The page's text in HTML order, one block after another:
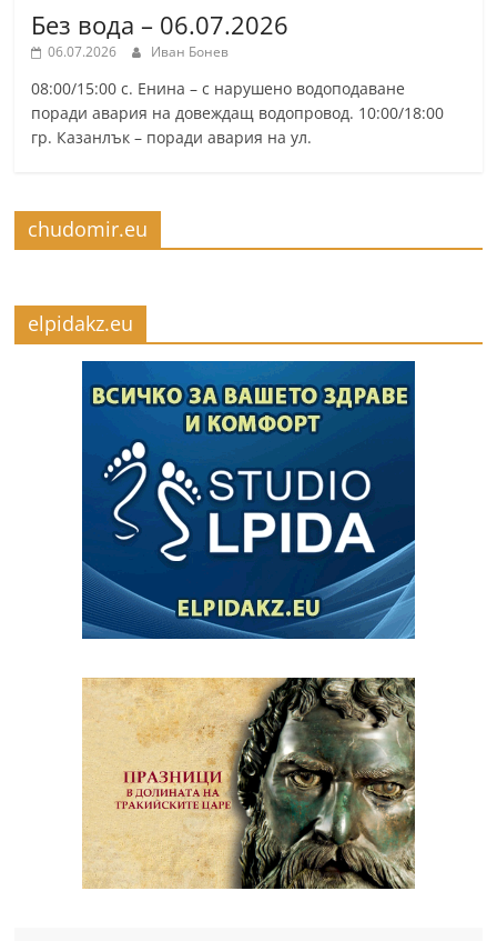
Без вода – 06.07.2026
06.07.2026 Иван Бонев
08:00/15:00 с. Енина – с нарушено водоподаване
поради авария на довеждащ водопровод. 10:00/18:00
гр. Казанлък – поради авария на ул.
chudomir.eu
elpidakz.eu